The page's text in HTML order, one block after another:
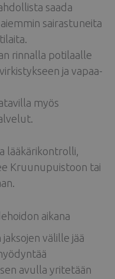
saada
sairastuneita
rinnalla potilaalle
ja vapaa-
myös
lääkärikontrolli,
Kruunupuistoon tai
aikana
välille jää
avulla yritetään